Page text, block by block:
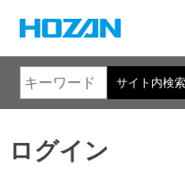
サイト内検索
ログイン